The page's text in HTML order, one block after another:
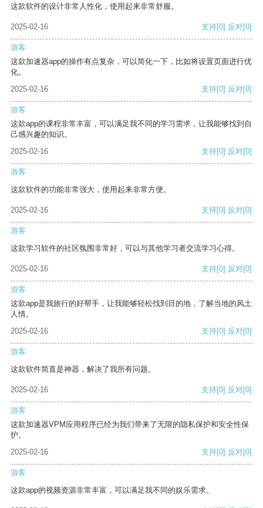
这款软件的设计非常人性化，使用起来非常舒服。
2025-02-16 支持[0] 反对[0]
游客
这款加速器app的操作有点复杂，可以简化一下，比如将设置页面进行优
化。
2025-02-16
支持[0] 反对[0]
游客
这款app的课程非常丰富，可以满足我不同的学习需求，让我能够找到自
己感兴趣的知识。
2025-02-16
支持[0] 反对[0]
游客
这款软件的功能非常强大，使用起来非常方便。
2025-02-16 支持[0] 反对[0]
游客
这款学习软件的社区氛围非常好，可以与其他学习者交流学习心得。
2025-02-16 支持[0] 反对[0]
游客
这款app是我旅行的好帮手，让我能够轻松找到目的地，了解当地的风土
人情。
2025-02-16
支持[0] 反对[0]
游客
这款软件简直是神器，解决了我所有问题。
2025-02-16 支持[0] 反对[0]
游客
这款加速器VPM应用程序已经为我们带来了无限的隐私保护和安全性保
护。
2025-02-16
支持[0] 反对[0]
游客
这款app的视频资源非常丰富，可以满足我不同的娱乐需求。